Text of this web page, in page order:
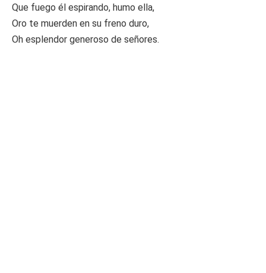
Que fuego él espirando, humo ella,
Oro te muerden en su freno duro,
Oh esplendor generoso de señores.